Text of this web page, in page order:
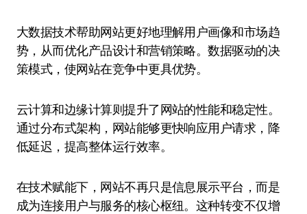
大数据技术帮助网站更好地理解用户画像和市场趋
势，从而优化产品设计和营销策略。数据驱动的决
策模式，使网站在竞争中更具优势。
云计算和边缘计算则提升了网站的性能和稳定性。
通过分布式架构，网站能够更快响应用户请求，降
低延迟，提高整体运行效率。
在技术赋能下，网站不再只是信息展示平台，而是
成为连接用户与服务的核心枢纽。这种转变不仅增